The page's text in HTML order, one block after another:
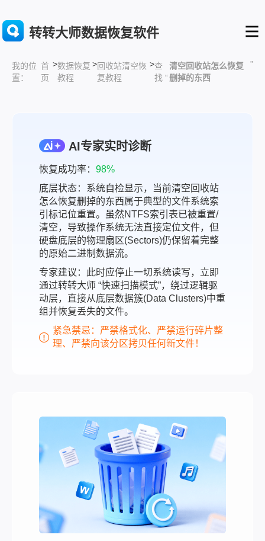
转转大师数据恢复软件
我的位
置：
首
页
>数据恢复
教程
>回收站清空恢
复教程
>查
找 “
清空回收站怎么恢复
删掉的东西
”
AI专家实时诊断
恢复成功率： 98%
底层状态：系统自检显示，当前清空回收站
怎么恢复删掉的东西属于典型的文件系统索
引标记位重置。虽然NTFS索引表已被重置/
清空，导致操作系统无法直接定位文件，但
硬盘底层的物理扇区(Sectors)仍保留着完整
的原始二进制数据流。
专家建议：此时应停止一切系统读写，立即
通过转转大师 “快速扫描模式”，绕过逻辑驱
动层，直接从底层数据簇(Data Clusters)中重
组并恢复丢失的文件。
紧急禁忌：严禁格式化、严禁运行碎片整
理、严禁向该分区拷贝任何新文件！